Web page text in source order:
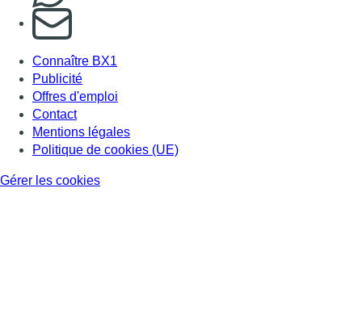
S'abonner à notre newsletter
Connaître BX1
Publicité
Offres d'emploi
Contact
Mentions légales
Politique de cookies (UE)
Gérer les cookies